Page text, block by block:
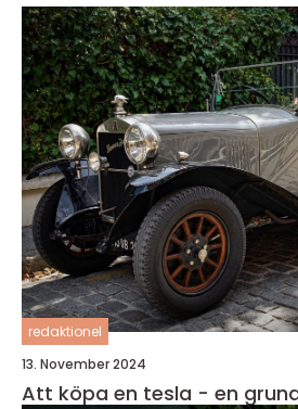
redaktionel
13. November 2024
Att köpa en tesla - en